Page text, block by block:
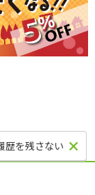
歴を残さない